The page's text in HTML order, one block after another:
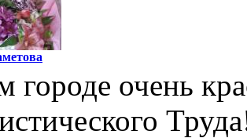
городе очень